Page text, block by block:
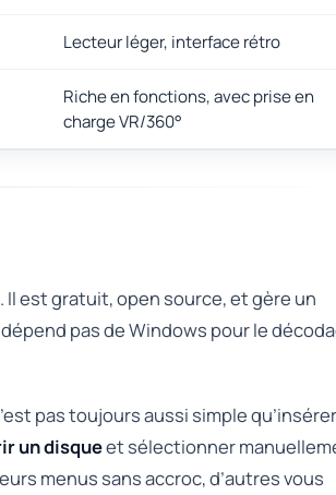
Lecteur léger, interface rétro
Riche en fonctions, avec prise en
charge VR/360°
est gratuit, open source, et gère un
pas de Windows pour le
pas toujours aussi simple
un disqueet sélectionner
menus sans accroc, d’autres vous